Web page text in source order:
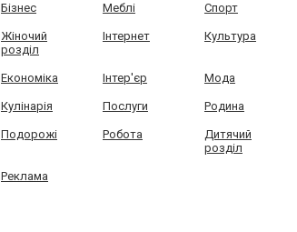
Бізнес Меблі Спорт
Жіночий
розділ
Інтернет Культура
Економіка Інтер'єр Мода
Кулінарія Послуги Родина
Подорожі Робота
Дитячий
розділ
Реклама